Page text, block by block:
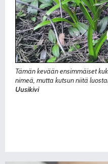
Tämän kevään ensimmäiset
nimeä, mutta kutsun niitä
Uusikivi